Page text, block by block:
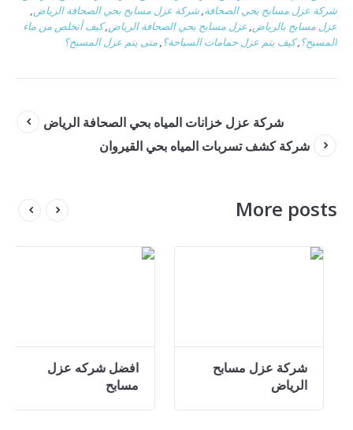
شركة عزل مسابح بحي الصحافة,شركة عزل مسابح بحي الصحافة الرياض,
عزل مسابح بالرياض, عزل مسابح بحي الصحافة الرياض,كيف أتخلص من ماء
المسبح؟,كيف يتم عزل حمامات السباحة؟,متى يتم عزل المسبح؟
شركة عزل خزانات المياه بحي الصحافة الرياض
شركة كشف تسربات المياه بحي القيروان
More posts
شركة عزل مسابح
شركة عزل
بالرياض